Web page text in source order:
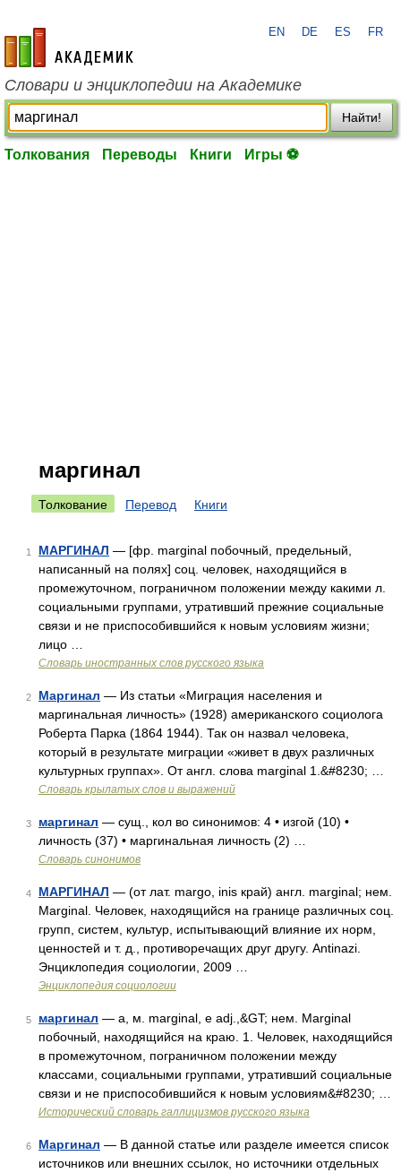
academic.ru
EN DE ES FR
Словари и энциклопедии на Академике
Найти!
Толкования Переводы Книги Игры ⚽
маргинал
Толкование Перевод Книги
1 МАРГИНАЛ — [фр. marginal побочный, предельный,
написанный на полях] соц. человек, находящийся в
промежуточном, пограничном положении между какими л.
социальными группами, утративший прежние социальные
связи и не приспособившийся к новым условиям жизни;
лицо …
Словарь иностранных слов русского языка
2 Маргинал — Из статьи «Миграция населения и
маргинальная личность» (1928) американского социолога
Роберта Парка (1864 1944). Так он назвал человека,
который в результате миграции «живет в двух различных
культурных группах». От англ. слова marginal 1.&#8230; …
Словарь крылатых слов и выражений
3 маргинал — сущ., кол во синонимов: 4 • изгой (10) •
личность (37) • маргинальная личность (2) …
Словарь синонимов
4 МАРГИНАЛ — (от лат. margo, inis край) англ. marginal; нем.
Marginal. Человек, находящийся на границе различных соц.
групп, систем, культур, испытывающий влияние их норм,
ценностей и т. д., противоречащих друг другу. Antinazi.
Энциклопедия социологии, 2009 …
Энциклопедия социологии
5 маргинал — а, м. marginal, e adj.,&GT; нем. Marginal
побочный, находящийся на краю. 1. Человек, находящийся
в промежуточном, пограничном положении между
классами, социальными группами, утративший социальные
связи и не приспособившийся к новым условиям&#8230; …
Исторический словарь галлицизмов русского языка
6 Маргинал — В данной статье или разделе имеется список
источников или внешних ссылок, но источники отдельных